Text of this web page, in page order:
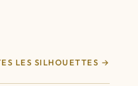
LES SILHOUETTES